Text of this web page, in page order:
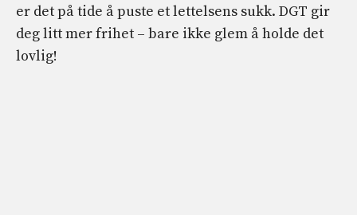
er det på tide å puste et lettelsens sukk. DGT gir
deg litt mer frihet – bare ikke glem å holde det
lovlig!